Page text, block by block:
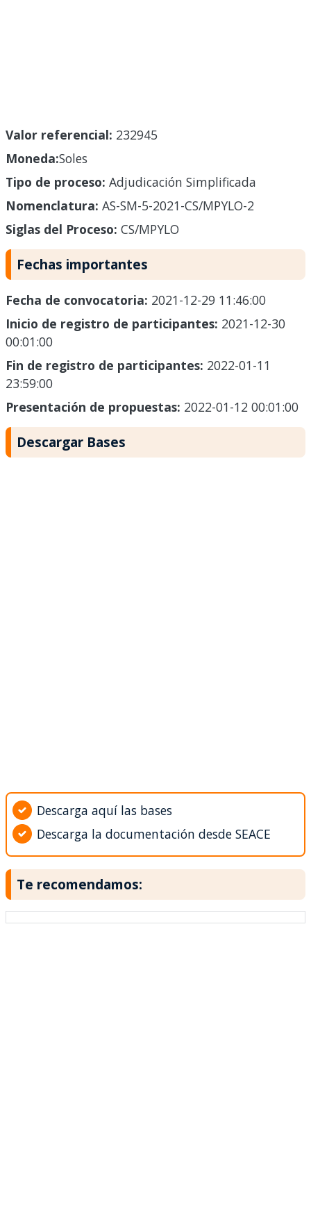
Valor referencial: 232945
Moneda:Soles
Tipo de proceso: Adjudicación Simplificada
Nomenclatura: AS-SM-5-2021-CS/MPYLO-2
Siglas del Proceso: CS/MPYLO
Fechas importantes
Fecha de convocatoria: 2021-12-29 11:46:00
Inicio de registro de participantes: 2021-12-30
00:01:00
Fin de registro de participantes: 2022-01-11
23:59:00
Presentación de propuestas: 2022-01-12 00:01:00
Descargar Bases
Descarga aquí las bases
Descarga la documentación desde SEACE
Te recomendamos: